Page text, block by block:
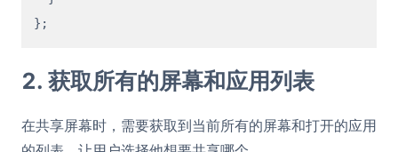
2. 获取所有的屏幕和应用列表
在共享屏幕时，需要获取到当前所有的屏幕和打开的应用